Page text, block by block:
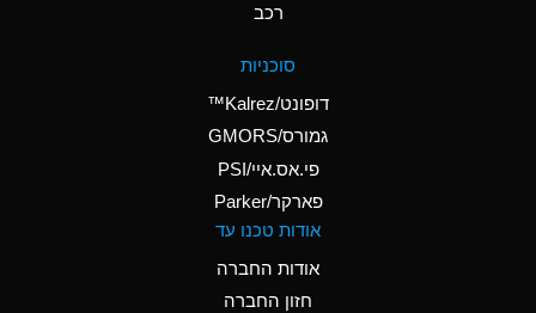
Ammonium Persulfate
Ammonium Phosphate
A
Ammonium Sulfate
*
Amyl Acetate (Banana
רכב
סוכניות
דופונט/Kalrez™
גמורס/GMORS
פי.אס.איי/PSI
פארקר/Parker
אודות טכנו עד
אודות החברה
חזון החברה